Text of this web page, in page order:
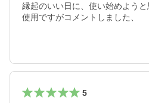
縁起のいい日に、使い始めよう
使用ですがコメントしました、
5